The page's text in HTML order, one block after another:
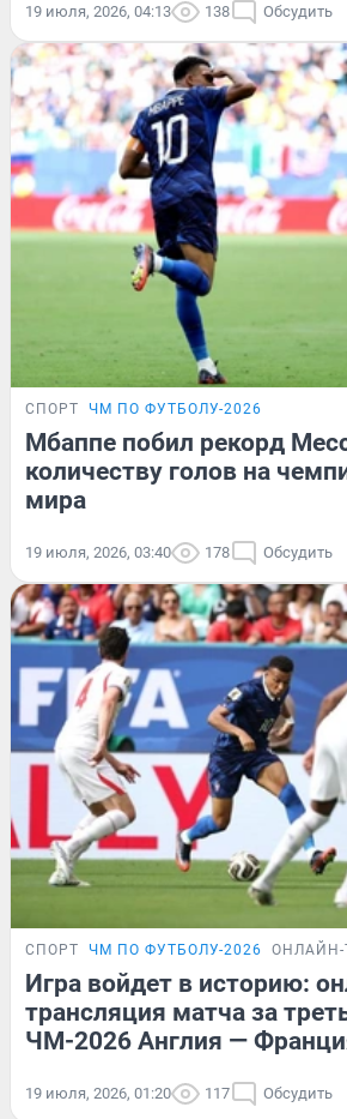
19 июля, 2026, 04:13 138 Обсудить
СПОРТ ЧМ ПО ФУТБОЛУ-2026
Мбаппе побил рекорд
количеству голов на
мира
19 июля, 2026, 03:40 178 Обсудить
СПОРТ ЧМ ПО ФУТБОЛУ-2026 ОНЛАЙН-
Игра войдет в историю:
трансляция матча за
ЧМ-2026 Англия —
19 июля, 2026, 01:20 117 Обсудить